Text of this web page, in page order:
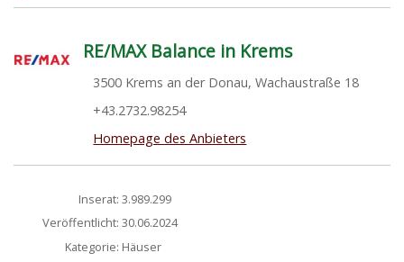
RE/MAX Balance in Krems
3500 Krems an der Donau, Wachaustraße 18
+43.2732.98254
Homepage des Anbieters
Inserat: 3.989.299
Veröffentlicht: 30.06.2024
Kategorie: Häuser